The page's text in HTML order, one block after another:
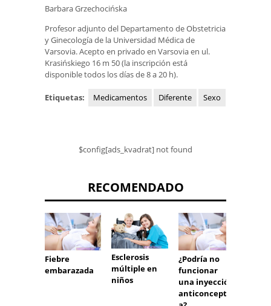
Barbara Grzechocińska
Profesor adjunto del Departamento de Obstetricia
y Ginecología de la Universidad Médica de
Varsovia. Acepto en privado en Varsovia en ul.
Krasińskiego 16 m 50 (la inscripción está
disponible todos los días de 8 a 20 h).
Etiquetas: Medicamentos Diferente Sexo
$config[ads_kvadrat] not found
RECOMENDADO
Fiebre
embarazada
Esclerosis
múltiple en
niños
¿Podría no
funcionar
una inyección
anticonceptiv